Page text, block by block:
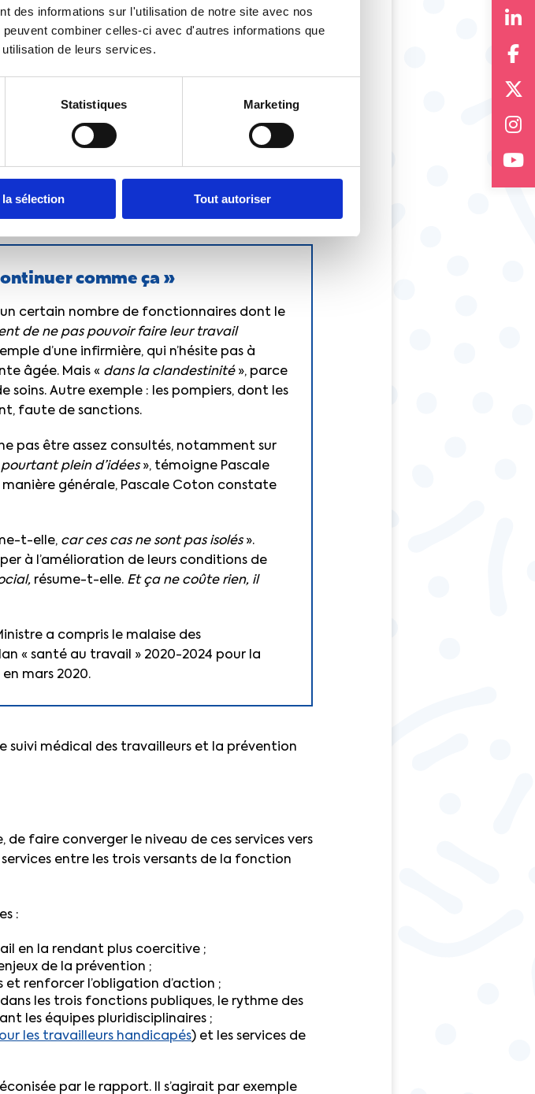
des informations sur l'utilisation de notre site avec nos
combiner celles-ci avec d'autres informations que
de leurs services.
Statistiques Marketing
sélection Tout autoriser
Philippe, Premier Ministre, Olivier Dussopt,
des Comptes publics.
comme ça »
certain nombre de fonctionnaires dont le
de ne pas pouvoir faire leur travail
d’une infirmière, qui n’hésite pas à
âgée. Mais « dans la clandestinité», parce
soins. Autre exemple : les pompiers, dont les
faute de sanctions.
pas être assez consultés, notamment sur
plein d’idées», témoigne Pascale
manière générale, Pascale Coton constate
t-elle, car ces cas ne sont pas isolés».
à l’amélioration de leurs conditions de
résume-t-elle. Et ça ne coûte rien, il
a compris le malaise des
« santé au travail » 2020-2024 pour la
mars 2020.
suivi médical des travailleurs et la prévention
faire converger le niveau de ces services vers
entre les trois versants de la fonction
:
en la rendant plus coercitive ;
de la prévention ;
et renforcer l’obligation d’action ;
les trois fonctions publiques, le rythme des
les équipes pluridisciplinaires ;
les travailleurs handicapés) et les services de
par le rapport. Il s’agirait par exemple